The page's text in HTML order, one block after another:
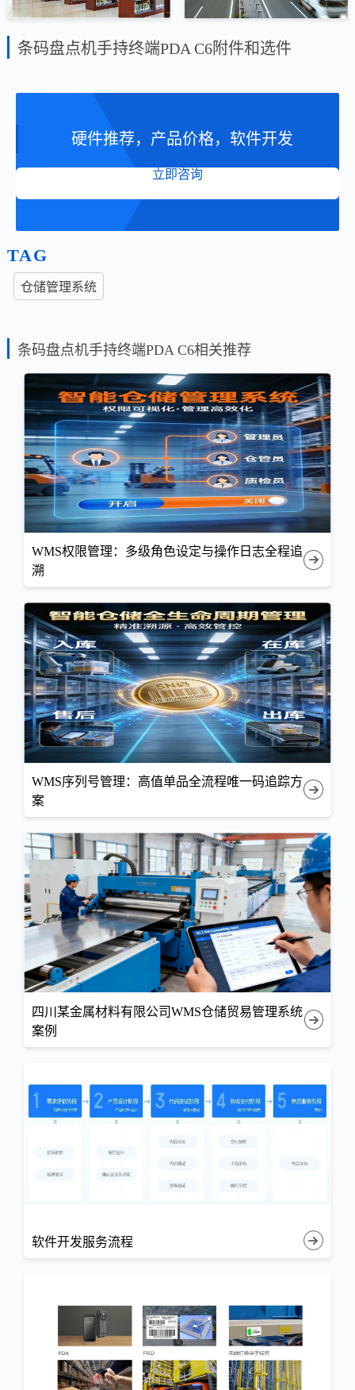
条码盘点机手持终端PDA C6附件和选件
硬件推荐，产品价格，软件开发
立即咨询
TAG
仓储管理系统
条码盘点机手持终端PDA C6相关推荐
WMS权限管理：多级角色设定与操作日志全程追
溯
WMS序列号管理：高值单品全流程唯一码追踪方
案
四川某金属材料有限公司WMS仓储贸易管理系统
案例
软件开发服务流程